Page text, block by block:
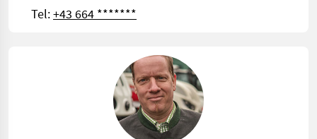
Tel:+43 664 *******